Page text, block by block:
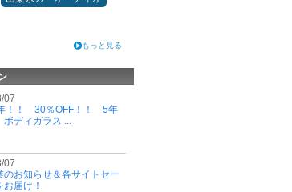
もっと見る
07
！！ 30％OFF！！ 5年
ディガラス ...
07
のお知らせ＆各サイトセー
お届け！